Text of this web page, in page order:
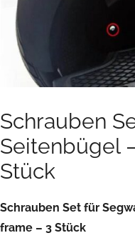
Schrauben
Seitenbügel
Stück
Schrauben Set für
frame – 3 Stück